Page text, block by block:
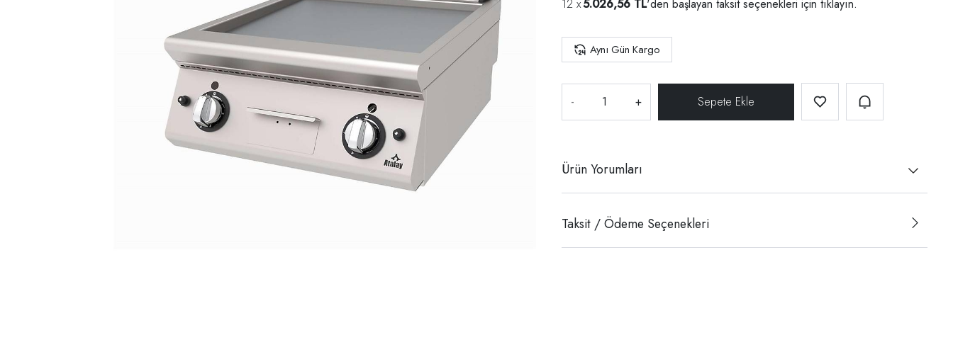
5.026,56 TL'den başlayan taksit seçenekleri için tıklayın.
Aynı Gün Kargo
- +
Ürün Yorumları
Taksit / Ödeme Seçenekleri